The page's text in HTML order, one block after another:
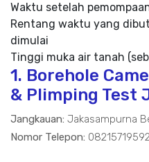
Waktu setelah
Rentang waktu yang
dimulai
Tinggi muka air tanah
1. Borehole
& Plimping Test
Jangkauan: Jakasampurna
Nomor Telepon: